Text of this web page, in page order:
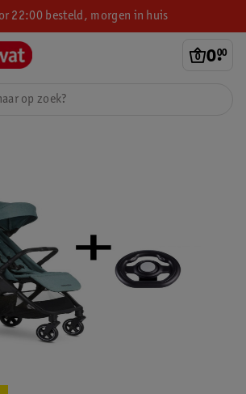
22:00 besteld, morgen in huis
0.
00